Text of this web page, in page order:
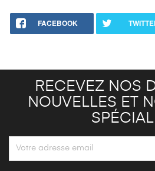
FACEBOOK
RECEVEZ NOS
NOUVELLES ET